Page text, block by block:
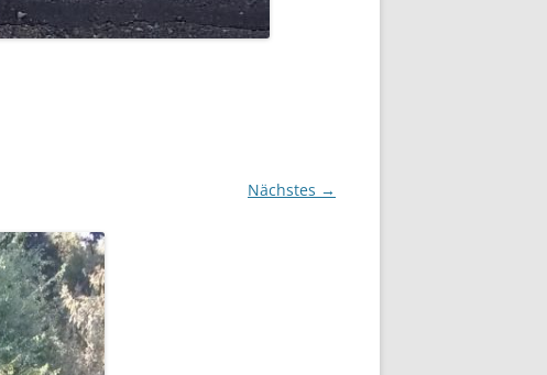
Nächstes →